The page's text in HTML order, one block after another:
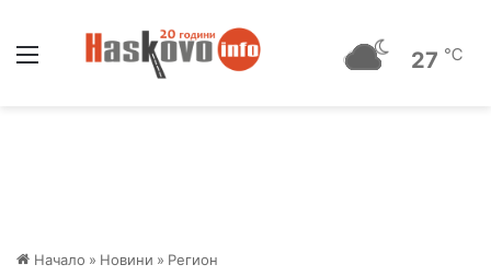
27 ℃
Начало » Новини » Регион